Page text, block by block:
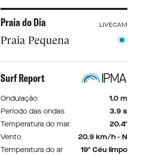
Praia do Dia LIVECAM
Praia Pequena
Surf Report
Ondulação
1.0 m
Período das ondas
3.9 s
Temperatura do mar
20.4º
Vento
20.9 km/h - N
Temperatura do ar
19º Céu limpo